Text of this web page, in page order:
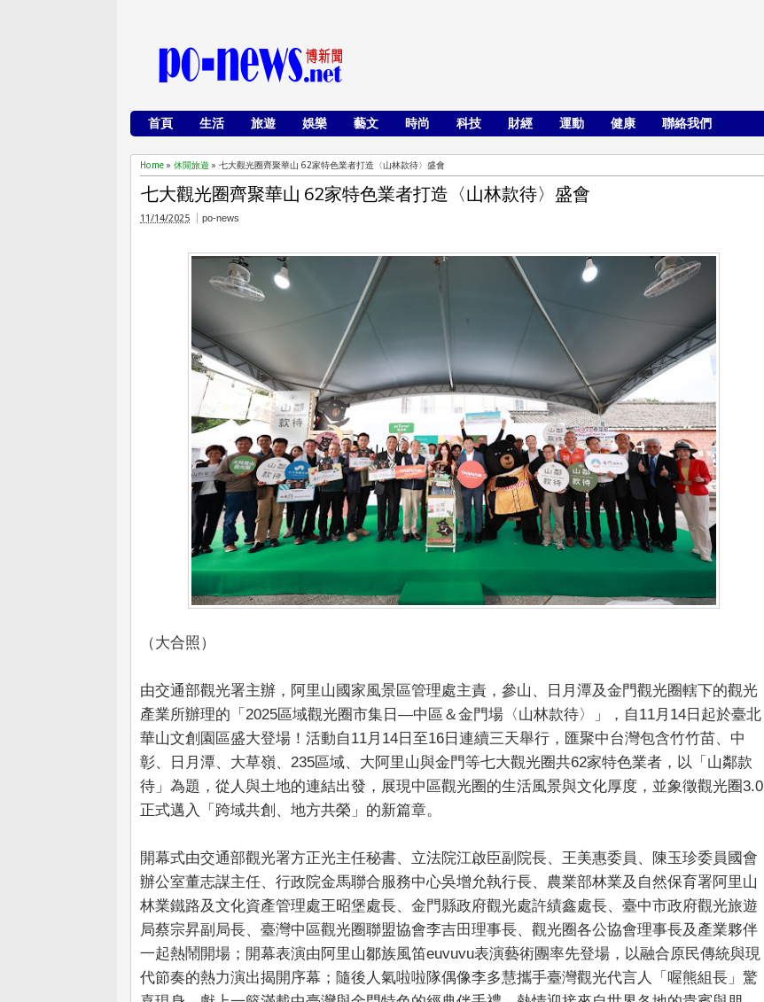
首頁 生活 旅遊 娛樂 藝文 時尚 科技 財經 運動 健康 聯絡我們
Home » 休閒旅遊 » 七大觀光圈齊聚華山 62家特色業者打造〈山林款待〉盛會
七大觀光圈齊聚華山 62家特色業者打造〈山林款待〉盛會
11/14/2025 po-news
（大合照）
由交通部觀光署主辦，阿里山國家風景區管理處主責，參山、日月潭及金門觀光圈轄下的觀光
產業所辦理的「2025區域觀光圈市集日—中區＆金門場〈山林款待〉」，自11月14日起於臺北
華山文創園區盛大登場！活動自11月14日至16日連續三天舉行，匯聚中台灣包含竹竹苗、中
彰、日月潭、大草嶺、235區域、大阿里山與金門等七大觀光圈共62家特色業者，以「山鄰款
待」為題，從人與土地的連結出發，展現中區觀光圈的生活風景與文化厚度，並象徵觀光圈3.0
正式邁入「跨域共創、地方共榮」的新篇章。
開幕式由交通部觀光署方正光主任秘書、立法院江啟臣副院長、王美惠委員、陳玉珍委員國會
辦公室董志謀主任、行政院金馬聯合服務中心吳增允執行長、農業部林業及自然保育署阿里山
林業鐵路及文化資產管理處王昭堡處長、金門縣政府觀光處許績鑫處長、臺中市政府觀光旅遊
局蔡宗昇副局長、臺灣中區觀光圈聯盟協會李吉田理事長、觀光圈各公協會理事長及產業夥伴
一起熱鬧開場；開幕表演由阿里山鄒族風笛euvuvu表演藝術團率先登場，以融合原民傳統與現
代節奏的熱力演出揭開序幕；隨後人氣啦啦隊偶像李多慧攜手臺灣觀光代言人「喔熊組長」驚